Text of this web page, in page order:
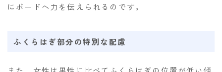
にボードへ力を伝えられるのです。
ふくらはぎ部分の特別な配慮